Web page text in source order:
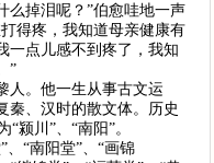
么掉泪呢？”伯愈哇地一声
得疼，我知道母亲健康有
一点儿感不到疼了，我知
”
人。他一生从事古文运
秦、汉时的散文体。历史
颍川”、“南阳”。
、“南阳堂”、“画锦